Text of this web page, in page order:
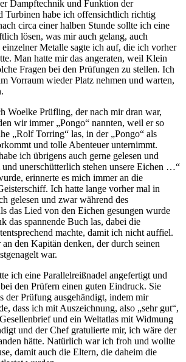
Dampftechnik und Funktion der
Turbinen habe ich offensichtlich richtig
circa einer halben Stunde sollte ich eine
lösen, was mir auch gelang, auch
Metalle sagte ich auf, die ich vorher
Man hatte mir das angeraten, weil Klein
Fragen bei den Prüfungen zu stellen. Ich
Vorraum wieder Platz nehmen und warten,
Woelke Prüfling, der nach mir dran war,
wir immer Pongo
nannten, weil er so
Rolf Torring las, in der Pongo
als
und tolle Abenteuer unternimmt.
ich übrigens auch gerne gelesen und
und unerschütterlich stehen unsere Eichen …
erinnerte es mich immer an die
Ich hatte lange vorher mal in
gelesen und zwar während des
das Lied von den Eichen gesungen wurde
das spannende Buch las, dabei die
machte, damit ich nicht auffiel.
den Kapitän denken, der durch seinen
war.
ich eine Parallelreißnadel angefertigt und
den Prüfern einen guten Eindruck. Sie
der Prüfung ausgehändigt, indem mir
dass ich mit Auszeichnung, also
sehr gut ,
und ein Weltatlas mit Widmung
und der Chef gratulierte mir, ich wäre der
hätte. Natürlich war ich froh und wollte
damit auch die Eltern, die daheim die